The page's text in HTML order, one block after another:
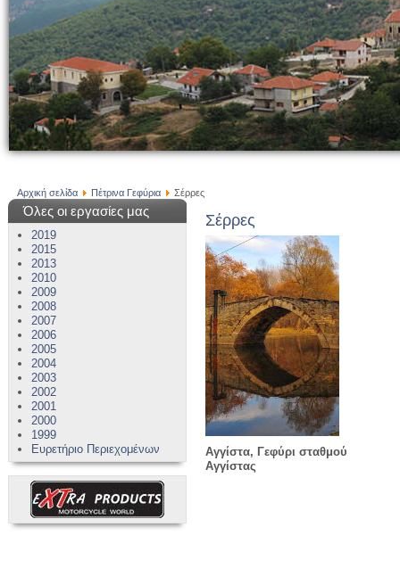
Αρχική σελίδα Πέτρινα Γεφύρια Σέρρες
Όλες οι εργασίες μας
2019
2015
2013
2010
2009
2008
2007
2006
2005
2004
2003
2002
2001
2000
1999
Ευρετήριο Περιεχομένων
Σέρρες
Αγγίστα, Γεφύρι σταθμού
Αγγίστας